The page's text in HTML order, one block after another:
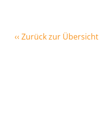
‹‹ Zurück zur Übersicht